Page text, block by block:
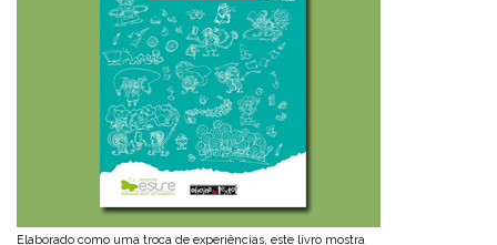
Elaborado como uma troca de experiências, este livro mostra